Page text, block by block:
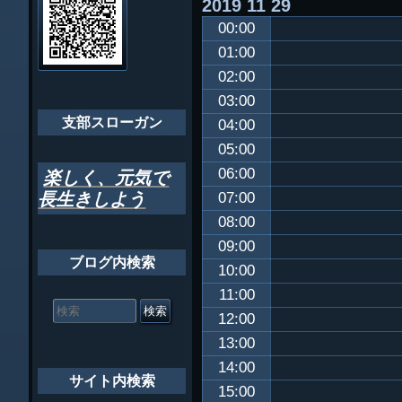
ビ
ゲ
ー
ョ
ン
千葉市支部組
年間行事
2019 11 29
00:00
01:00
02:00
03:00
04:00
05:00
06:00
07:00
08:00
09:00
10:00
11:00
12:00
13:00
14:00
15:00
支部スローガン
楽しく、元気で
長生きしよう
ブログ内検索
索
サイト内検索